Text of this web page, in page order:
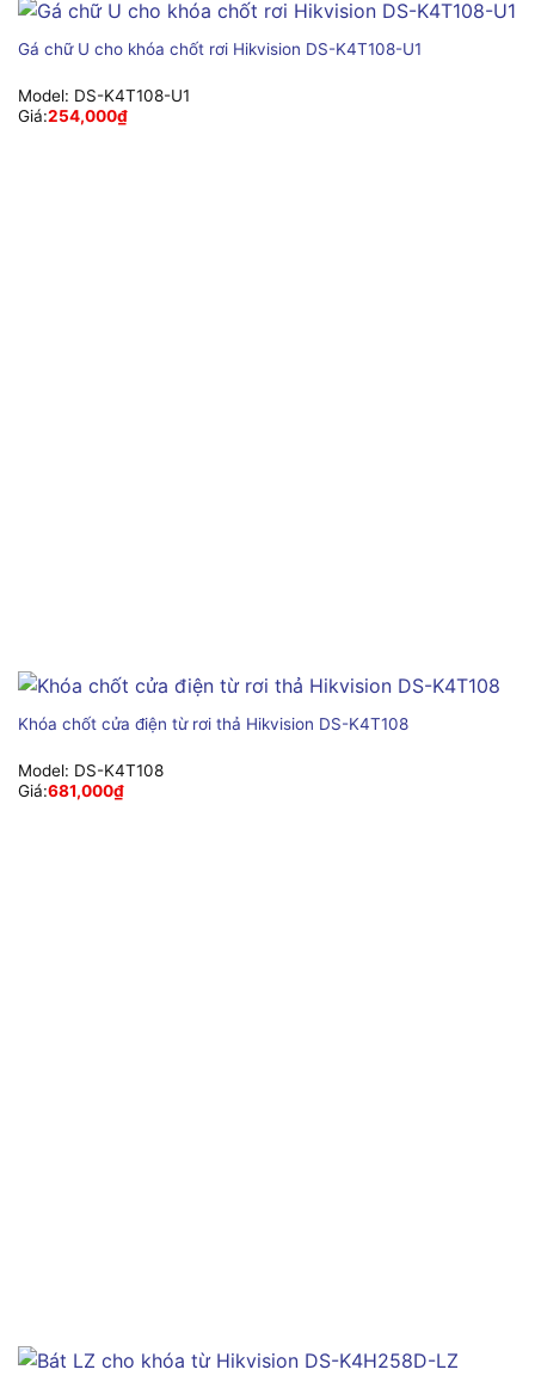
Gá chữ U cho khóa chốt rơi Hikvision DS-K4T108-U1
Model: DS-K4T108-U1
Giá:254,000₫
Khóa chốt cửa điện từ rơi thả Hikvision DS-K4T108
Model: DS-K4T108
Giá:681,000₫